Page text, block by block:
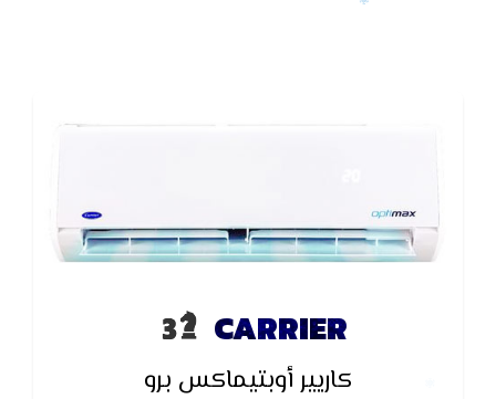
CARRIER
كاريير أوبتيماكس برو